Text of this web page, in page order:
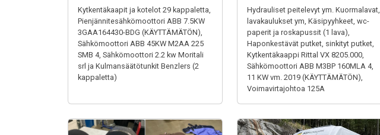
Kytkentäkaapit ja kotelot 29 kappaletta,
Pienjännitesähkömoottori ABB 7.5KW
3GAA164430-BDG (KÄYTTÄMÄTÖN),
Sähkömoottori ABB 45KW M2AA 225
SMB 4, Sähkömoottori 2.2 kw Moritali
srl ja Kulmansäätötunkit Benzlers (2
kappaletta)
Hydrauliset peitelevyt ym. Kuormalavat,
lavakaulukset ym, Käsipyyhkeet, wc-
paperit ja roskapussit (1 lava),
Haponkestävät putket, sinkityt putket,
Kytkentäkaappi Rittal VX 8205.000,
Sähkömoottori ABB M3BP 160MLA 4,
11 KW vm. 2019 (KÄYTTÄMÄTÖN),
Voimavirtajohtoa 125A